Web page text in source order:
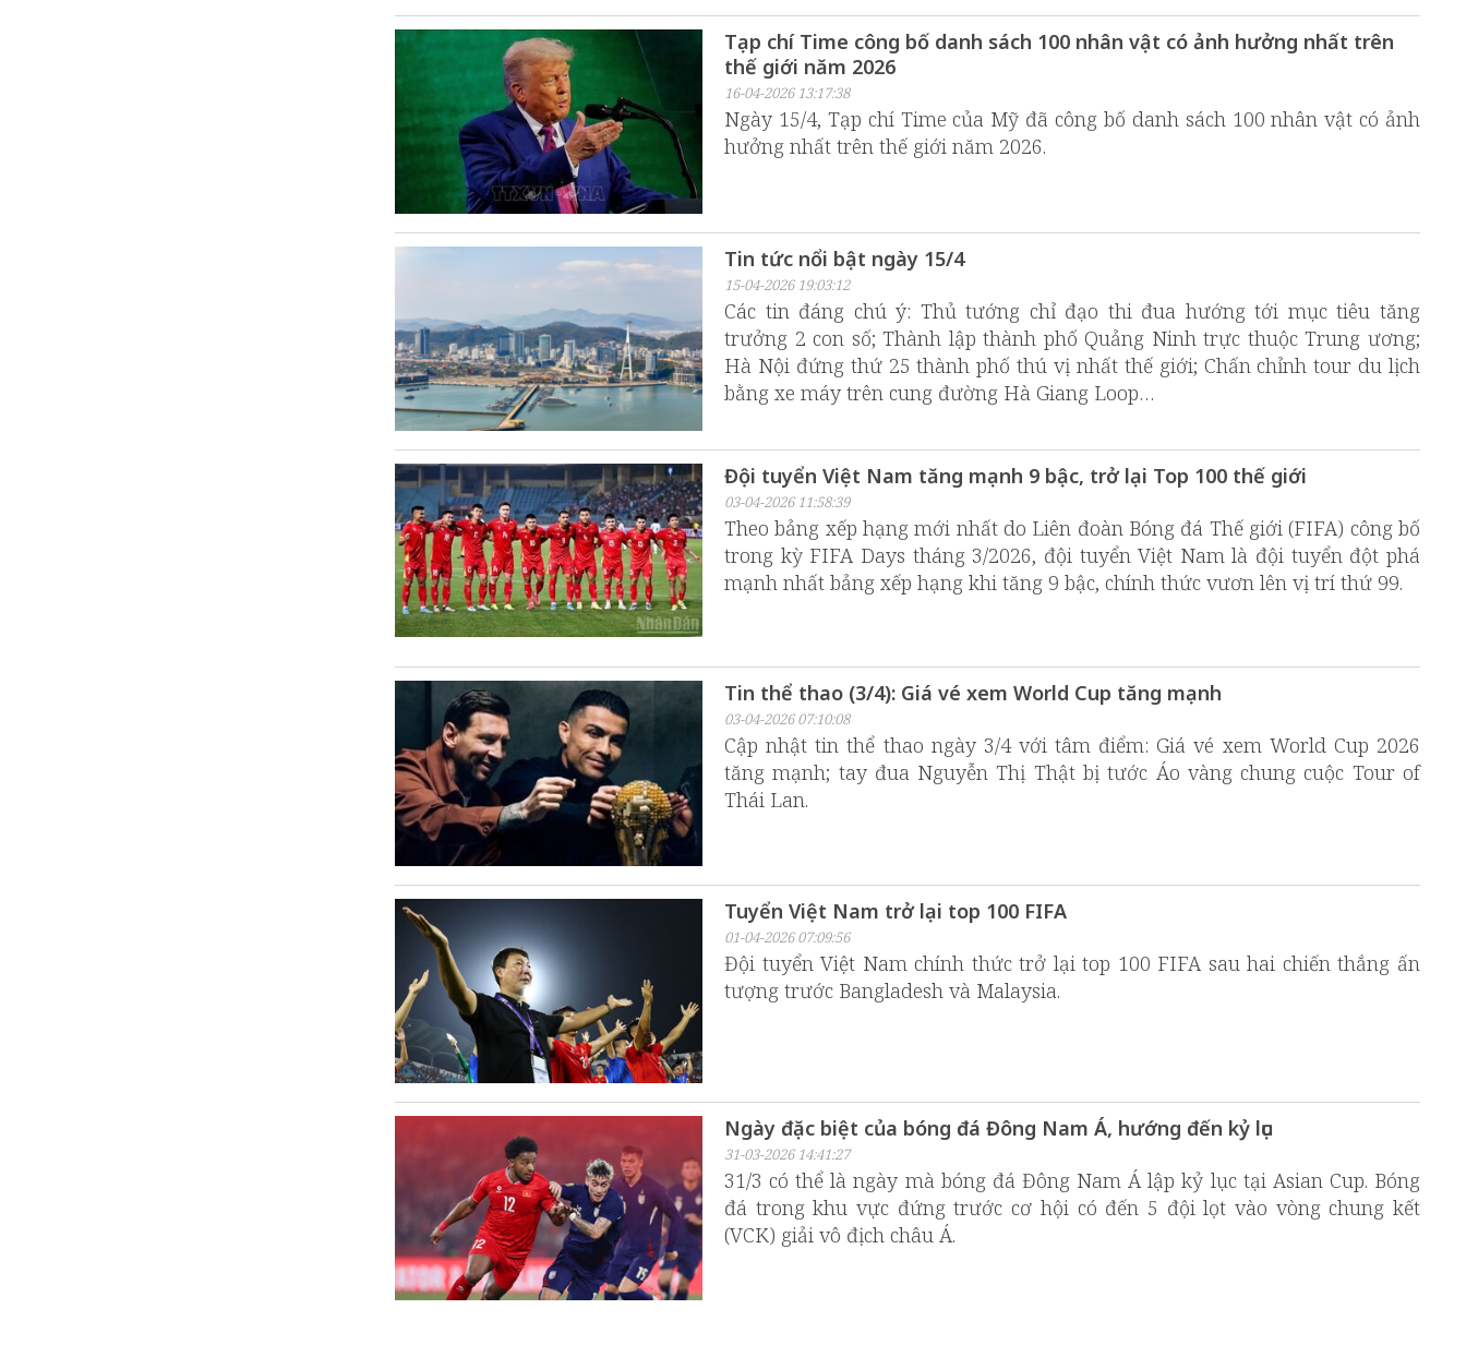
Tạp chí Time công bố danh sách 100 nhân vật có ảnh hưởng nhất trên
thế giới năm 2026
16-04-2026 13:17:38
Ngày 15/4, Tạp chí Time của Mỹ đã công bố danh sách 100 nhân vật có ảnh
hưởng nhất trên thế giới năm 2026.
Tin tức nổi bật ngày 15/4
15-04-2026 19:03:12
Các tin đáng chú ý: Thủ tướng chỉ đạo thi đua hướng tới mục tiêu tăng
trưởng 2 con số; Thành lập thành phố Quảng Ninh trực thuộc Trung ương;
Hà Nội đứng thứ 25 thành phố thú vị nhất thế giới; Chấn chỉnh tour du lịch
bằng xe máy trên cung đường Hà Giang Loop…
Đội tuyển Việt Nam tăng mạnh 9 bậc, trở lại Top 100 thế giới
03-04-2026 11:58:39
Theo bảng xếp hạng mới nhất do Liên đoàn Bóng đá Thế giới (FIFA) công bố
trong kỳ FIFA Days tháng 3/2026, đội tuyển Việt Nam là đội tuyển đột phá
mạnh nhất bảng xếp hạng khi tăng 9 bậc, chính thức vươn lên vị trí thứ 99.
Tin thể thao (3/4): Giá vé xem World Cup tăng mạnh
03-04-2026 07:10:08
Cập nhật tin thể thao ngày 3/4 với tâm điểm: Giá vé xem World Cup 2026
tăng mạnh; tay đua Nguyễn Thị Thật bị tước Áo vàng chung cuộc Tour of
Thái Lan.
Tuyển Việt Nam trở lại top 100 FIFA
01-04-2026 07:09:56
Đội tuyển Việt Nam chính thức trở lại top 100 FIFA sau hai chiến thắng ấn
tượng trước Bangladesh và Malaysia.
Ngày đặc biệt của bóng đá Đông Nam Á, hướng đến kỷ lục
31-03-2026 14:41:27
31/3 có thể là ngày mà bóng đá Đông Nam Á lập kỷ lục tại Asian Cup. Bóng
đá trong khu vực đứng trước cơ hội có đến 5 đội lọt vào vòng chung kết
(VCK) giải vô địch châu Á.